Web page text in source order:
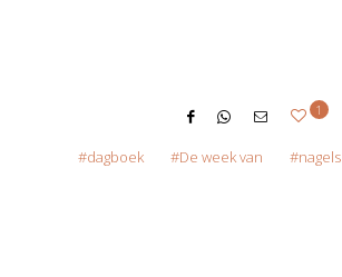
1
dagboek De week van nagels